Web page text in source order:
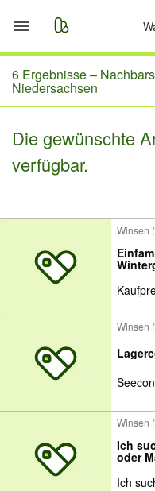
Start
Merkliste
Nachrichten
6 Ergebnisse –
Niedersachsen
Die gewünschte
verfügbar.
Winsen
Winsen
Winsen
Ich
oder
Ich